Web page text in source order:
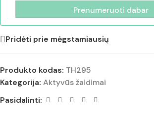
Pridėti prie mėgstamiausių
Produkto kodas: TH295
Kategorija: Aktyvūs žaidimai
Pasidalinti: